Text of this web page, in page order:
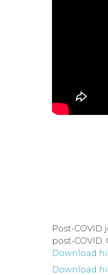
Post-
post-
Download
Download